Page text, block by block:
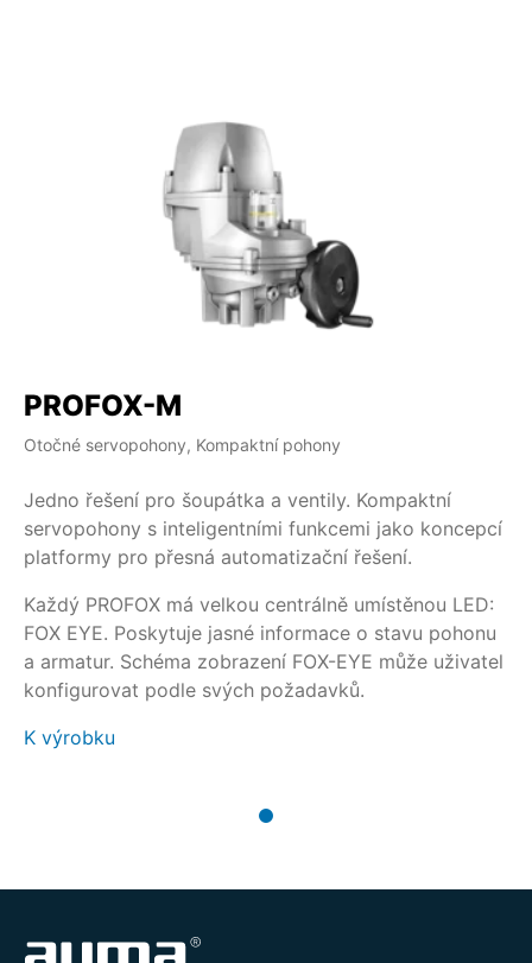
PROFOX-M
Otočné servopohony, Kompaktní pohony
Jedno řešení pro šoupátka a ventily. Kompaktní
servopohony s inteligentními funkcemi jako koncepcí
platformy pro přesná automatizační řešení.
Každý PROFOX má velkou centrálně umístěnou LED:
FOX EYE. Poskytuje jasné informace o stavu pohonu
a armatur. Schéma zobrazení FOX-EYE může uživatel
konfigurovat podle svých požadavků.
K výrobku